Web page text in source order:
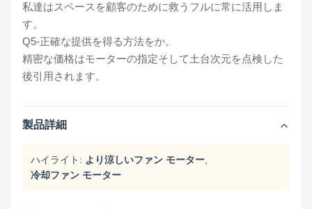
私達はスペースを顧客のために救うフルに常に活用しま
す。
Q5-正確な提供を得る方法をか。
精密な価格はモーターの指定そして土台次元を点検した
後引用されます。
製品詳細
ハイライト: より涼しいファン モーター
冷却ファン モーター